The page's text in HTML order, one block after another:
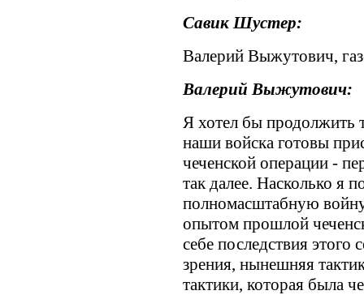
Савик Шустер:
Валерий Выжутович,
Валерий Выжутович:
Я хотел бы продолжить
наши войска готовы
чеченской операции -
так далее. Насколько я
полномасштабную
опытом прошлой
себе последствия
зрения, нынешняя
тактики, которая была